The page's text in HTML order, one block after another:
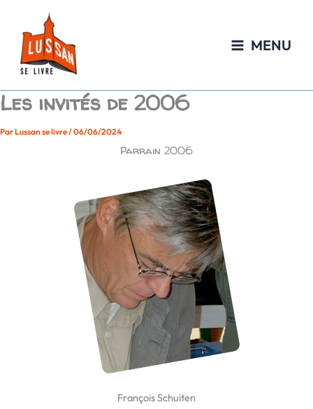
contenu
MENU
Les invités de 2006
ParLussan se livre/06/06/2024
Parrain 2006
François Schuiten